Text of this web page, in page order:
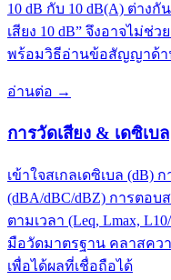
10 dB กับ 10 dB(A) ต่าง
เสียง 10 dB” จึงอาจไม่ช่
พร้อมวิธีอ่านข้อสัญญาด้า
อ่านต่อ →
การวัดเสียง & เดซิเบล
เข้าใจสเกลเดซิเบล (dB)
(dBA/dBC/dBZ) การตอบ
ตามเวลา (Leq, Lmax,
มือวัดมาตรฐาน คลาสคว
เพื่อได้ผลที่เชื่อถือได้